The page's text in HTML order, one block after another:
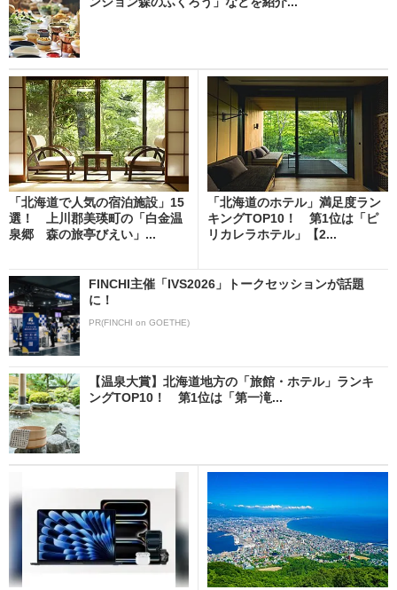
「北海道で人気の宿泊施設」15
選！ 上川郡美瑛町の「白金温
泉郷 森の旅亭びえい」...
「北海道のホテル」満足度ラン
キングTOP10！ 第1位は「ピ
リカレラホテル」【2...
FINCHI主催「IVS2026」トークセッションが話題
に！
PR(FINCHI on GOETHE)
【温泉大賞】北海道地方の「旅館・ホテル」ランキ
ングTOP10！ 第1位は「第一滝...